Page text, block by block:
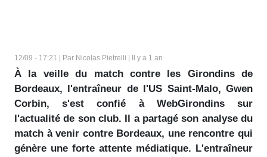
12/09 - 17:21 | Par Nicolas Pietrelli | Il y a 1 an
À la veille du match contre les Girondins de
Bordeaux, l'entraîneur de l'US Saint-Malo, Gwen
Corbin, s'est confié à WebGirondins sur
l'actualité de son club. Il a partagé son analyse du
match à venir contre Bordeaux, une rencontre qui
génère une forte attente médiatique. L'entraîneur